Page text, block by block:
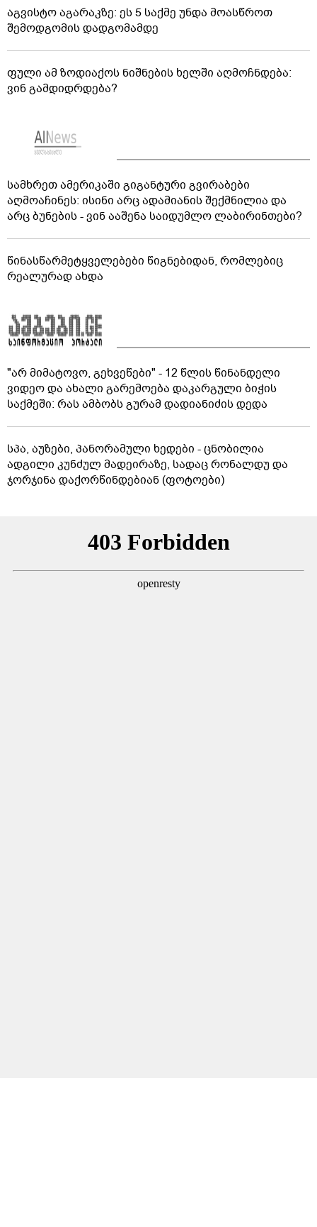
აგვისტო აგარაკზე: ეს 5 საქმე უნდა მოასწროთ
შემოდგომის დადგომამდე
ფული ამ ზოდიაქოს ნიშნების ხელში აღმოჩნდება:
ვინ გამდიდრდება?
სამხრეთ ამერიკაში გიგანტური გვირაბები
აღმოაჩინეს: ისინი არც ადამიანის შექმნილია და
არც ბუნების - ვინ ააშენა საიდუმლო ლაბირინთები?
წინასწარმეტყველებები წიგნებიდან, რომლებიც
რეალურად ახდა
"არ მიმატოვო, გეხვეწები" - 12 წლის წინანდელი
ვიდეო და ახალი გარემოება დაკარგული ბიჭის
საქმეში: რას ამბობს გურამ დადიანიძის დედა
სპა, აუზები, პანორამული ხედები - ცნობილია
ადგილი კუნძულ მადეირაზე, სადაც რონალდუ და
ჯორჯინა დაქორწინდებიან (ფოტოები)